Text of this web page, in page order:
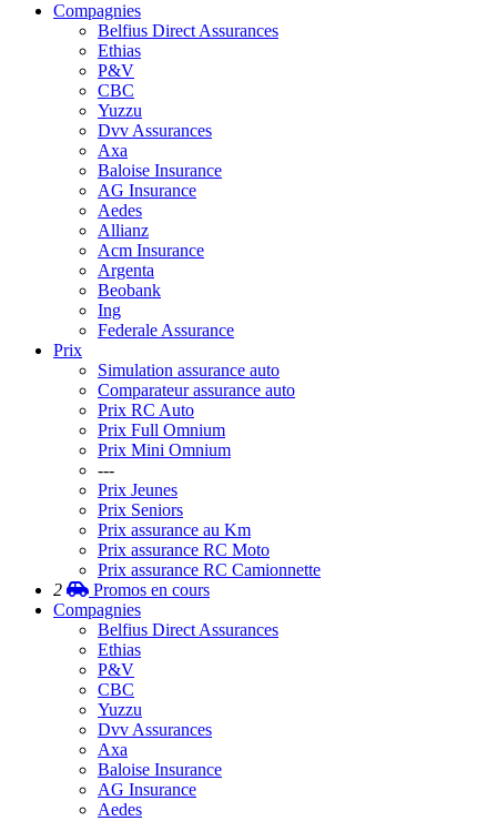
Compagnies
Belfius Direct Assurances
Ethias
P&V
CBC
Yuzzu
Dvv Assurances
Axa
Baloise Insurance
AG Insurance
Aedes
Allianz
Acm Insurance
Argenta
Beobank
Ing
Federale Assurance
Prix
Simulation assurance auto
Comparateur assurance auto
Prix RC Auto
Prix Full Omnium
Prix Mini Omnium
---
Prix Jeunes
Prix Seniors
Prix assurance au Km
Prix assurance RC Moto
Prix assurance RC Camionnette
2
Promos en cours
Compagnies
Belfius Direct Assurances
Ethias
P&V
CBC
Yuzzu
Dvv Assurances
Axa
Baloise Insurance
AG Insurance
Aedes